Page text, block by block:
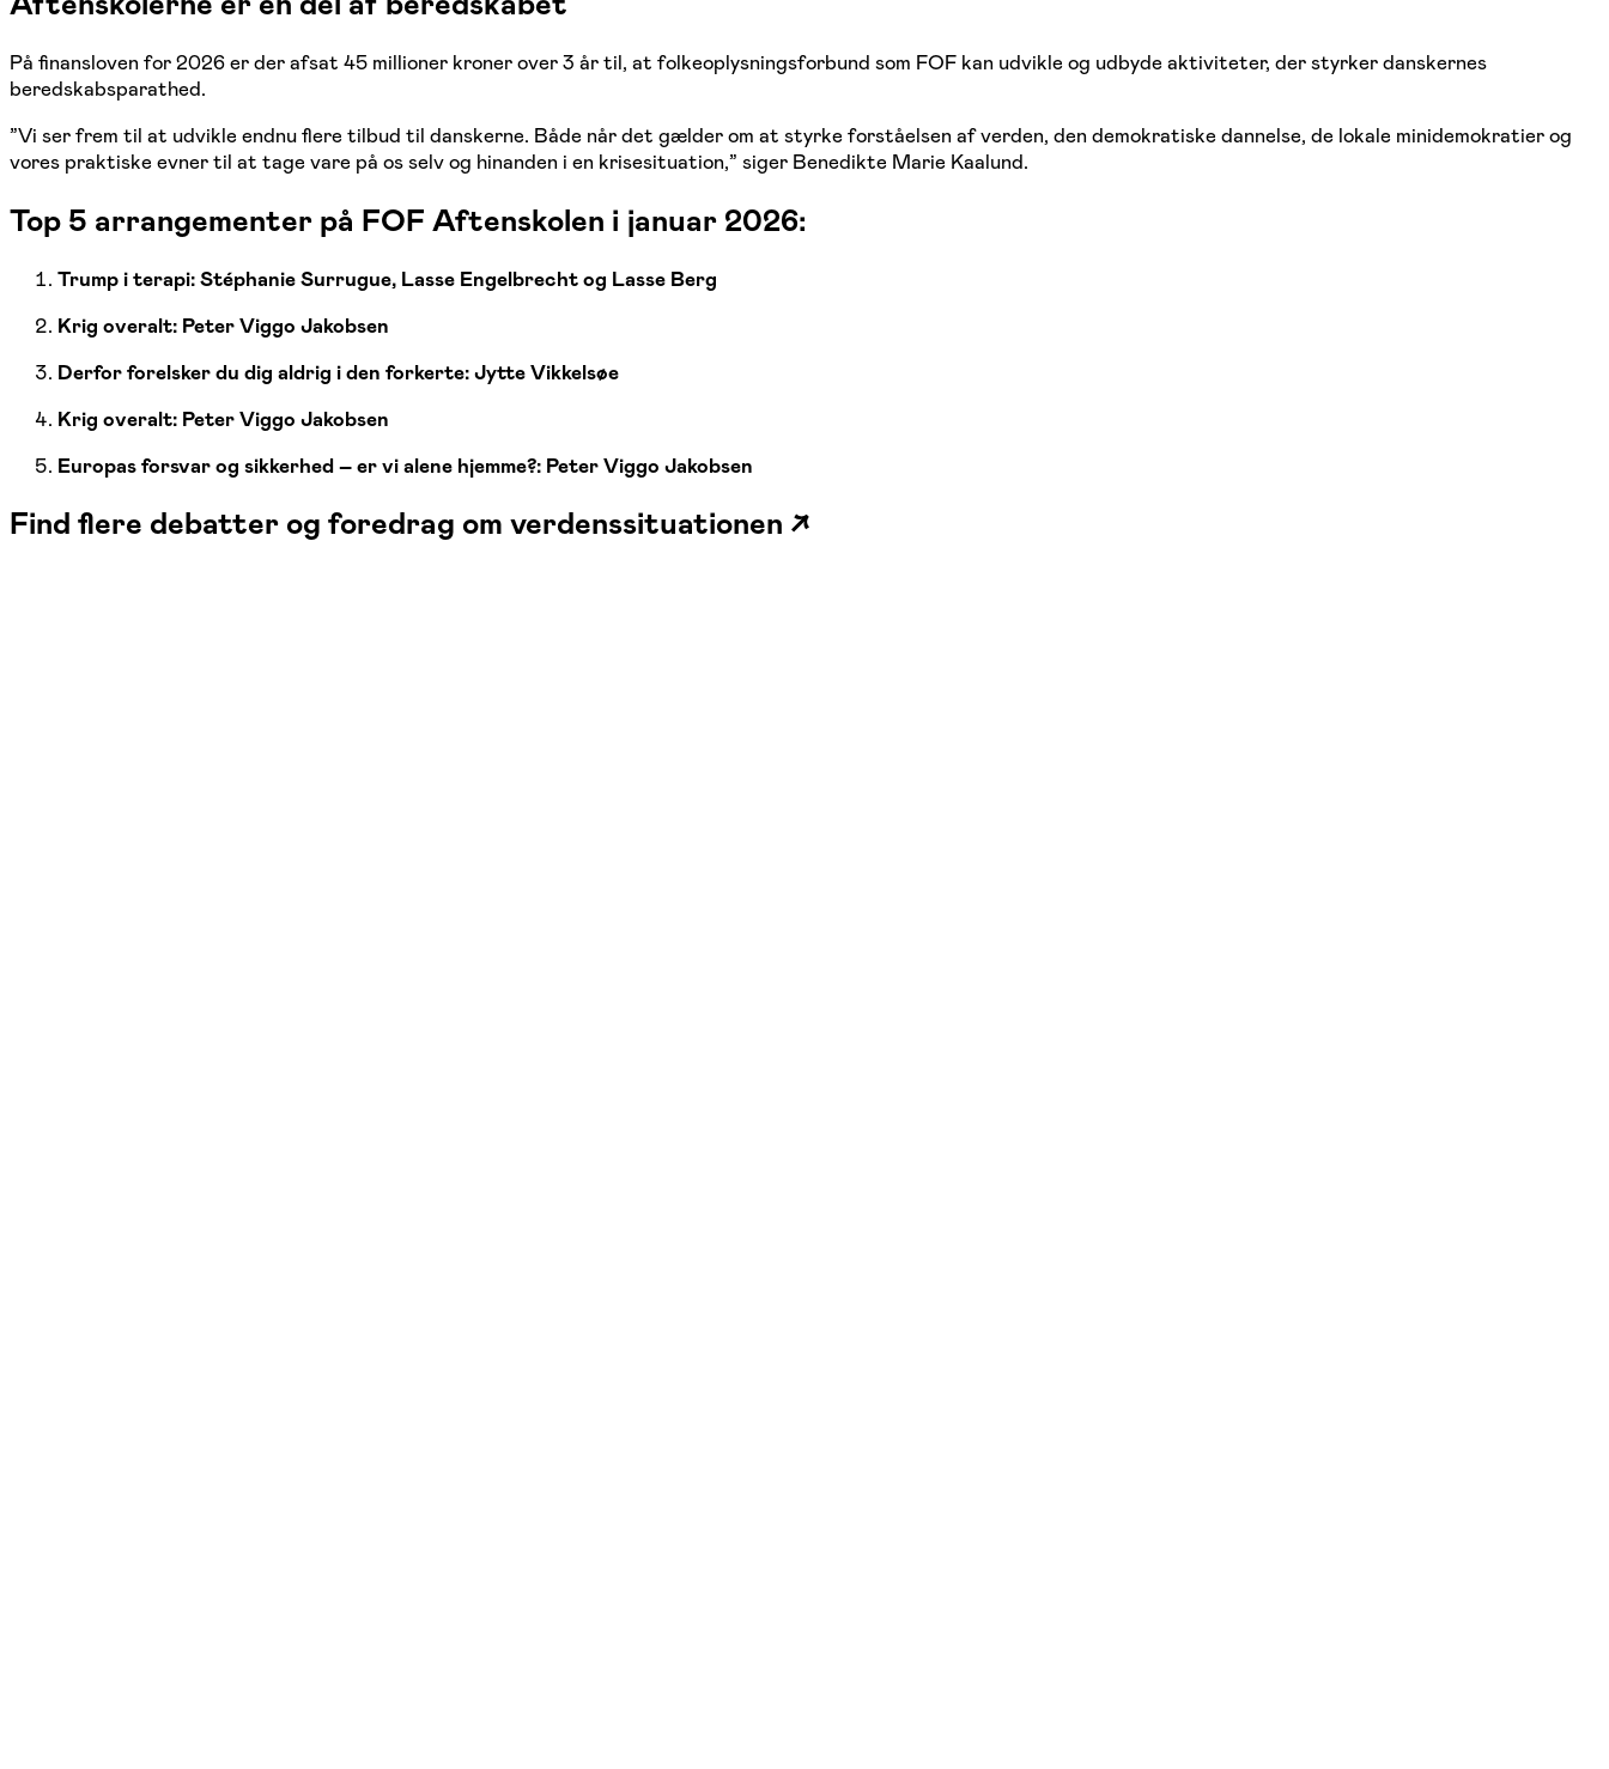
På finansloven for 2026 er der afsat 45 millioner kroner over 3 år til, at folkeoplysningsforbund som FOF kan udvikle og udbyde aktiviteter, der styrker danskernes
beredskabsparathed.
”Vi ser frem til at udvikle endnu flere tilbud til danskerne. Både når det gælder om at styrke forståelsen af verden, den demokratiske dannelse, de lokale minidemokratier og
vores praktiske evner til at tage vare på os selv og hinanden i en krisesituation,” siger Benedikte Marie Kaalund.
Top 5 arrangementer på FOF Aftenskolen i januar 2026:
Trump i terapi: Stéphanie Surrugue, Lasse Engelbrecht og Lasse Berg
Krig overalt: Peter Viggo Jakobsen
Derfor forelsker du dig aldrig i den forkerte: Jytte Vikkelsøe
Krig overalt: Peter Viggo Jakobsen
Europas forsvar og sikkerhed – er vi alene hjemme?: Peter Viggo Jakobsen
Find flere debatter og foredrag om verdenssituationen ↗